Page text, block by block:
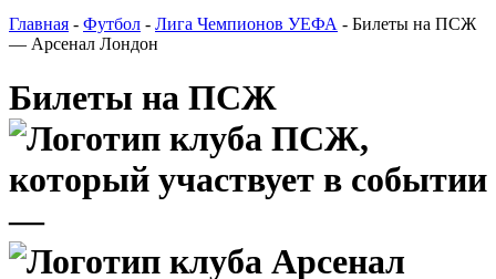
Главная - Футбол - Лига Чемпионов УЕФА - Билеты на ПСЖ
— Арсенал Лондон
Билеты на ПСЖ
—